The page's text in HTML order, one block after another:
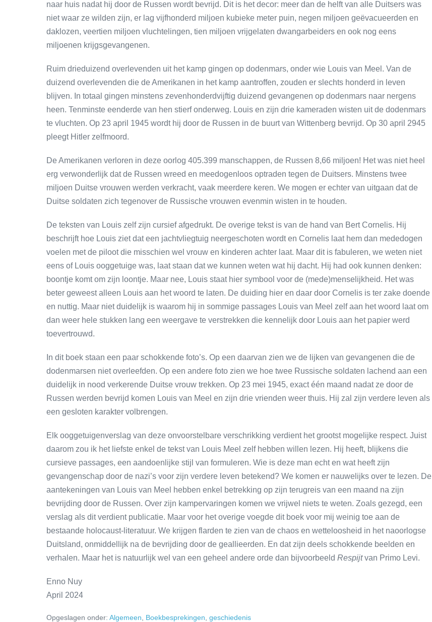
naar huis nadat hij door de Russen wordt bevrijd. Dit is het decor: meer dan de helft van alle Duitsers was
niet waar ze wilden zijn, er lag vijfhonderd miljoen kubieke meter puin, negen miljoen geëvacueerden en
daklozen, veertien miljoen vluchtelingen, tien miljoen vrijgelaten dwangarbeiders en ook nog eens
miljoenen krijgsgevangenen.
Ruim drieduizend overlevenden uit het kamp gingen op dodenmars, onder wie Louis van Meel. Van de
duizend overlevenden die de Amerikanen in het kamp aantroffen, zouden er slechts honderd in leven
blijven. In totaal gingen minstens zevenhonderdvijftig duizend gevangenen op dodenmars naar nergens
heen. Tenminste eenderde van hen stierf onderweg. Louis en zijn drie kameraden wisten uit de dodenmars
te vluchten. Op 23 april 1945 wordt hij door de Russen in de buurt van Wittenberg bevrijd. Op 30 april 2945
pleegt Hitler zelfmoord.
De Amerikanen verloren in deze oorlog 405.399 manschappen, de Russen 8,66 miljoen! Het was niet heel
erg verwonderlijk dat de Russen wreed en meedogenloos optraden tegen de Duitsers. Minstens twee
miljoen Duitse vrouwen werden verkracht, vaak meerdere keren. We mogen er echter van uitgaan dat de
Duitse soldaten zich tegenover de Russische vrouwen evenmin wisten in te houden.
De teksten van Louis zelf zijn cursief afgedrukt. De overige tekst is van de hand van Bert Cornelis. Hij
beschrijft hoe Louis ziet dat een jachtvliegtuig neergeschoten wordt en Cornelis laat hem dan mededogen
voelen met de piloot die misschien wel vrouw en kinderen achter laat. Maar dit is fabuleren, we weten niet
eens of Louis ooggetuige was, laat staan dat we kunnen weten wat hij dacht. Hij had ook kunnen denken:
boontje komt om zijn loontje. Maar nee, Louis staat hier symbool voor de (mede)menselijkheid. Het was
beter geweest alleen Louis aan het woord te laten. De duiding hier en daar door Cornelis is ter zake doende
en nuttig. Maar niet duidelijk is waarom hij in sommige passages Louis van Meel zelf aan het woord laat om
dan weer hele stukken lang een weergave te verstrekken die kennelijk door Louis aan het papier werd
toevertrouwd.
In dit boek staan een paar schokkende foto’s. Op een daarvan zien we de lijken van gevangenen die de
dodenmarsen niet overleefden. Op een andere foto zien we hoe twee Russische soldaten lachend aan een
duidelijk in nood verkerende Duitse vrouw trekken. Op 23 mei 1945, exact één maand nadat ze door de
Russen werden bevrijd komen Louis van Meel en zijn drie vrienden weer thuis. Hij zal zijn verdere leven als
een gesloten karakter volbrengen.
Elk ooggetuigenverslag van deze onvoorstelbare verschrikking verdient het grootst mogelijke respect. Juist
daarom zou ik het liefste enkel de tekst van Louis Meel zelf hebben willen lezen. Hij heeft, blijkens die
cursieve passages, een aandoenlijke stijl van formuleren. Wie is deze man echt en wat heeft zijn
gevangenschap door de nazi’s voor zijn verdere leven betekend? We komen er nauwelijks over te lezen. De
aantekeningen van Louis van Meel hebben enkel betrekking op zijn terugreis van een maand na zijn
bevrijding door de Russen. Over zijn kampervaringen komen we vrijwel niets te weten. Zoals gezegd, een
verslag als dit verdient publicatie. Maar voor het overige voegde dit boek voor mij weinig toe aan de
bestaande holocaust-literatuur. We krijgen flarden te zien van de chaos en wetteloosheid in het naoorlogse
Duitsland, onmiddellijk na de bevrijding door de geallieerden. En dat zijn deels schokkende beelden en
verhalen. Maar het is natuurlijk wel van een geheel andere orde dan bijvoorbeeld Respijtvan Primo Levi.
Enno Nuy
April 2024
Opgeslagen onder: Algemeen Boekbesprekingen geschiedenis